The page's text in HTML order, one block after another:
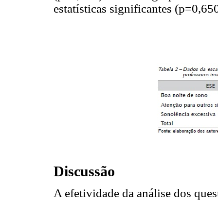
estatísticas significantes
Discussão
A efetividade da análise dos